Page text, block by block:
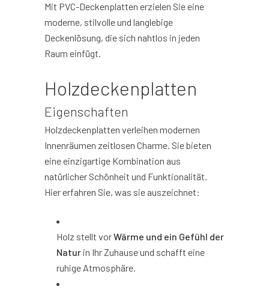
Mit PVC-Deckenplatten erzielen Sie eine
moderne, stilvolle und langlebige
Deckenlösung, die sich nahtlos in jeden
Raum einfügt.
Holzdeckenplatten
Eigenschaften
Holzdeckenplatten verleihen modernen
Innenräumen zeitlosen Charme. Sie bieten
eine einzigartige Kombination aus
natürlicher Schönheit und Funktionalität.
Hier erfahren Sie, was sie auszeichnet:
Holz stellt vorWärme und ein Gefühl der
Natur in Ihr Zuhause und schafft eine
ruhige Atmosphäre.